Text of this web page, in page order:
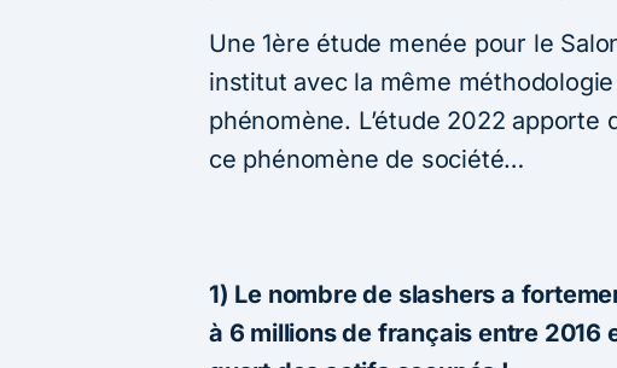
Une 1ère étude menée pour le
institut avec la même
phénomène. L’étude 2022 apporte
ce phénomène de société…
1) Le nombre de slashers a
à 6 millions de français entre 2016